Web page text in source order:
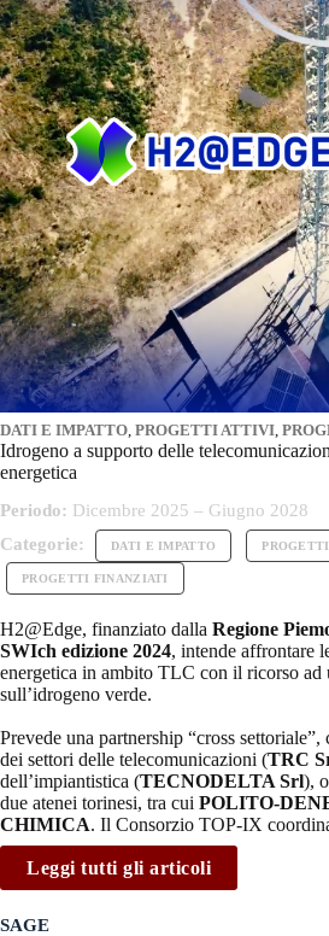
DATI E IMPATTO PROGETTI ATTIVI
Idrogeno a supporto delle
energetica
Periodo: Dicembre 2025 – Giugno 2028
Categorie:
DATI E IMPATTO
PROGETTI FINANZIATI
H2@Edge, finanziato dalla Regione
SWIch edizione 2024, intende affrontare
energetica in ambito TLC con il ricorso ad
sull’idrogeno verde.
Prevede una partnership “cross
dei settori delle telecomunicazioni (TRC
dell’impiantistica (TECNODELTA Srl),
due atenei torinesi, tra cui POLITO-
CHIMICA. Il Consorzio TOP-IX
Leggi tutti gli articoli
SAGE